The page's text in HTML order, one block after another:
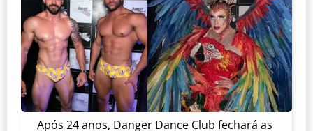
Após 24 anos, Danger Dance Club fechará as